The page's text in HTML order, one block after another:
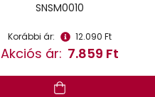
SNSM0010
Korábbi ár: 12.090 Ft
Akciós ár: 7.859 Ft